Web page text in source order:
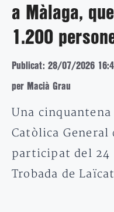
a Màlaga,
1.200
Publicat: 28/07/2026
per Macià Grau
Una cinquantena
Catòlica General
participat del 24
Trobada de